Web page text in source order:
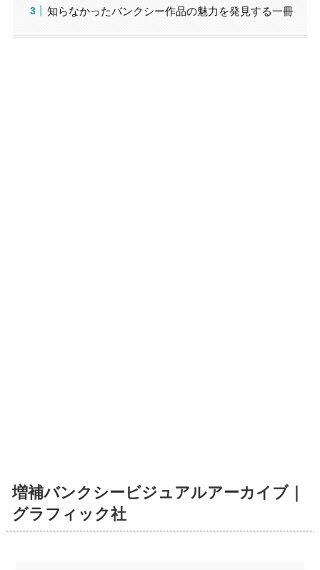
知らなかったバンクシー作品の魅力を発見する一冊
増補バンクシービジュアルアーカイブ｜
グラフィック社